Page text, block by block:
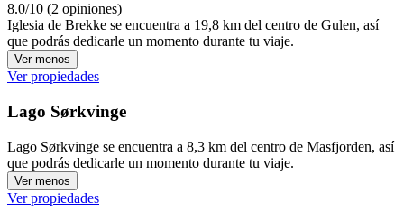
8.0/10 (2 opiniones)
Iglesia de Brekke se encuentra a 19,8 km del centro de Gulen, así
que podrás dedicarle un momento durante tu viaje.
Ver menos
Ver propiedades
Lago Sørkvinge
Lago Sørkvinge se encuentra a 8,3 km del centro de Masfjorden, así
que podrás dedicarle un momento durante tu viaje.
Ver menos
Ver propiedades